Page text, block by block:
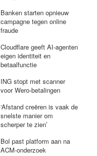
Banken starten opnieuw
campagne tegen online
fraude
Cloudflare geeft AI-agenten
eigen identiteit en
betaalfunctie
ING stopt met scanner
voor Wero-betalingen
‘Afstand creëren is vaak de
snelste manier om
scherper te zien’
Bol past platform aan na
ACM-onderzoek